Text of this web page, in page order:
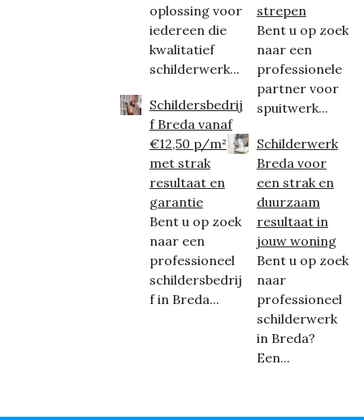
oplossing voor
iedereen die
kwalitatief
schilderwerk...
Schildersbedrij
f Breda vanaf
€12,50 p/m²
met strak
resultaat en
garantie
Bent u op zoek
naar een
professioneel
schildersbedrij
f in Breda...
strepen
Bent u op zoek
naar een
professionele
partner voor
spuitwerk...
Schilderwerk
Breda voor
een strak en
duurzaam
resultaat in
jouw woning
Bent u op zoek
naar
professioneel
schilderwerk
in Breda?
Een...